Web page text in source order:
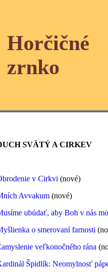
Horčičné
zrnko
SVÄTÝ A CIRKEV
v Cirkvi (nové)
Avvakum (nové)
ubúdať, aby Boh v nás
o smerovaní farnosti
veľkonočného rána
Špidlík: Neomylnosť